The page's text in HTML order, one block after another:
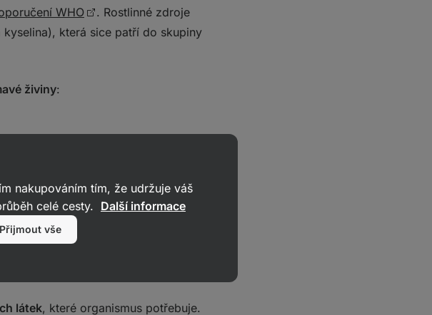
WHO
. Rostlinné zdroje
která sice patří do skupiny
živiny:
za konzumaci ryb?
látek, které organismus potřebuje.
nakupováním tím, že udržuje váš
celé cesty. Další informace
Přijmout vše